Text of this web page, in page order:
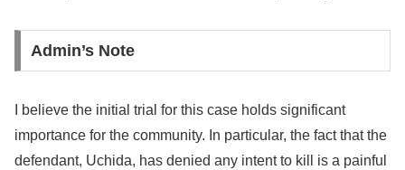
Admin’s Note
I believe the initial trial for this case holds significant
importance for the community. In particular, the fact that the
defendant, Uchida, has denied any intent to kill is a painful